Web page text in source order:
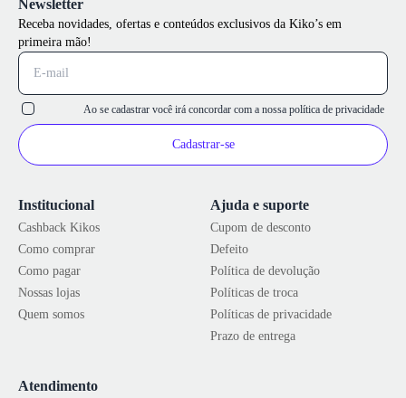
Institucional
Cashback Kikos
Como comprar
Como pagar
Nossas lojas
Quem somos
Ajuda e suporte
Cupom de desconto
Defeito
Política de devolução
Políticas de troca
Políticas de privacidade
Prazo de entrega
Atendimento
Newsletter
Receba novidades, ofertas e conteúdos exclusivos da Kiko’s em
primeira mão!
Ao se cadastrar você irá concordar com a nossa política de privacidade
Cadastrar-se